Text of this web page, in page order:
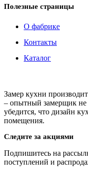
Полезные страницы
О фабрике
Контакты
Каталог
Замер кухни
– опытный замерщик не
убедится, что дизайн
помещения.
Следите за акциями
Подпишитесь на
поступлений и